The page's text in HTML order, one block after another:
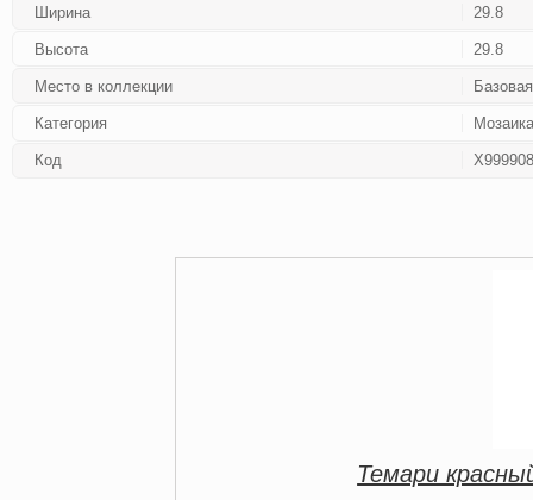
Ширина 29.8
Высота 29.8
Место в коллекции
Категория
Код
Темари